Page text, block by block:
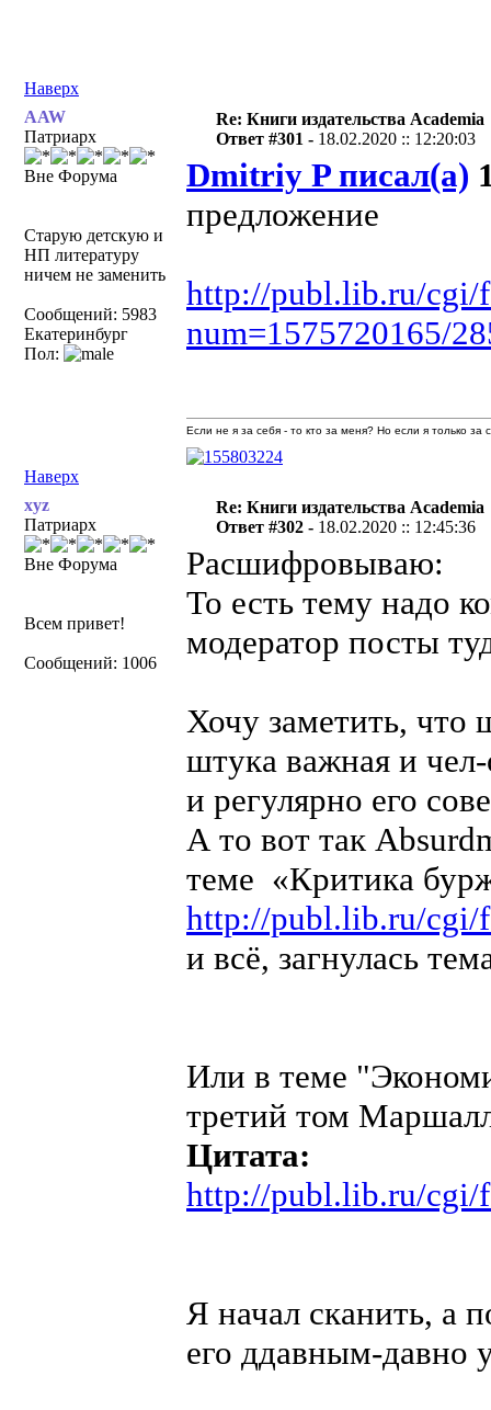
Наверх
AAW
Патриарх
Вне Форума
Старую детскую и
НП литературу
ничем не заменить
Сообщений: 5983
Екатеринбург
Пол:
Re: Книги издательства Academia
Ответ #301 - 18.02.2020 :: 12:20:03
Dmitriy P писал(а)
предложение
http://publ.lib.ru/cgi/
num=1575720165/
Наверх
Если не я за себя - то кто за меня? Но если я только
xyz
Патриарх
Вне Форума
Всем привет!
Сообщений: 1006
Re: Книги издательства Academia
Ответ #302 - 18.02.2020 :: 12:45:36
Расшифровываю:
То есть тему надо
модератор посты
Хочу заметить,
штука важная и
и регулярно его
А то вот так
теме «Критика
http://publ.lib.ru/cgi/
и всё, загнулась
Или в теме
третий том
Цитата:
http://publ.lib.ru/cgi/
Я начал сканить, а
его ддавным-давно